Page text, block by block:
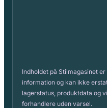
Indholdet på Stilmagasinet
information og kan ikke
lagerstatus, produktdata og
forhandlere uden varsel.